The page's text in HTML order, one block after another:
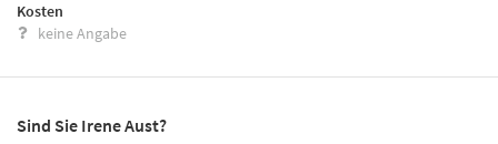
Kosten
keine Angabe
Sind Sie Irene Aust?